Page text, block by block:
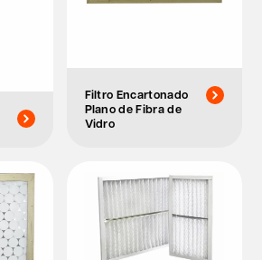
Filtro Encartonado
Plano de Fibra de
Vidro